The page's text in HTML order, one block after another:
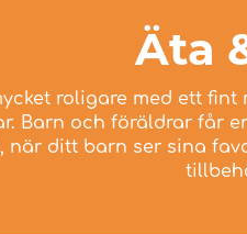
Äta
roligare med ett
Barn och föräldrar får
när ditt barn ser sina